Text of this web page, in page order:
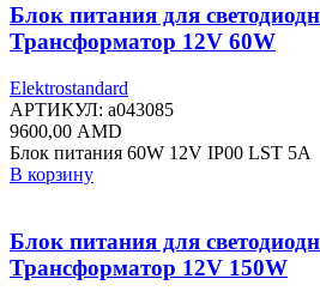
Блок питания для
Трансформатор 12V 60W
Elektrostandard
АРТИКУЛ: a043085
9600,00 AMD
Блок питания 60W 12V IP00 LST 5A
В корзину
Блок питания для
Трансформатор 12V 150W